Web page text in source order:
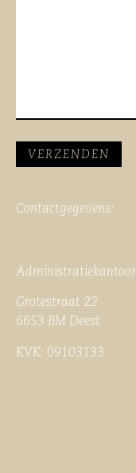
Contactgegevens:
Administratiekantoor
Grotestraat 22
6653 BM Deest
KVK: 09103133